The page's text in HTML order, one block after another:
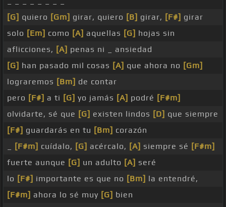
[G] quiero [Gm] girar, quiero [B] girar, [F#] girar
solo [Em] como [A] aquellas [G] hojas sin
aflicciones, [A] penas ni _ ansiedad
[G] han pasado mil cosas [A] que ahora no [Gm]
lograremos [Bm] de contar
pero [F#] a ti [G] yo jamás [A] podré [F#m]
olvidarte, sé que [G] existen lindos [D] que siempre
[F#] guardarás en tu [Bm] corazón
[F#m] cuídalo, [G] acércalo, [A] siempre sé [F#m]
fuerte aunque [G] un adulto [A] seré
lo [F#] importante es que no [Bm] la entendré,
[F#m] ahora lo sé muy [G] bien